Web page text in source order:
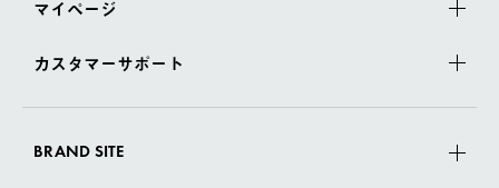
マイページ
カスタマーサポート
BRAND SITE